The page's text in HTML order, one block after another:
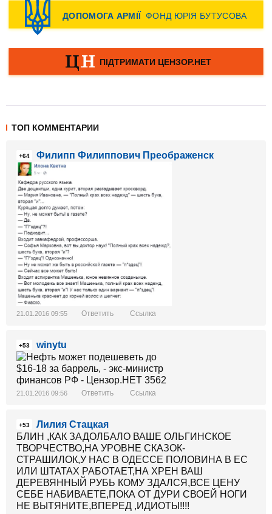
ТОП КОММЕНТАРИИ
+64 Филипп Филиппович Преображенск
21.01.2016 09:55 Ответить Ссылка
+53 winytu
21.01.2016 09:56 Ответить Ссылка
+53
Лилия Стацкая
БЛИН ,КАК ЗАДОЛБАЛО ВАШЕ ОЛЬГИНСКОЕ
ТВОРЧЕСТВО,НА УРОВНЕ СКАЗОК-
СТРАШИЛОК,У НАС В ОДЕССЕ ПОЛОВИНА В ЕС
ИЛИ ШТАТАХ РАБОТАЕТ,НА ХРЕН ВАШ
ДЕРЕВЯННЫЙ РУБЬ КОМУ ЗДАЛСЯ,ВСЕ ЦЕНУ
СЕБЕ НАБИВАЕТЕ,ПОКА ОТ ДУРИ СВОЕЙ НОГИ
НЕ ВЫТЯНИТЕ,ВПЕРЕД ,ИДИОТЫ!!!!